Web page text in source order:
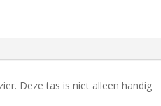
Deze tas is niet alleen handig